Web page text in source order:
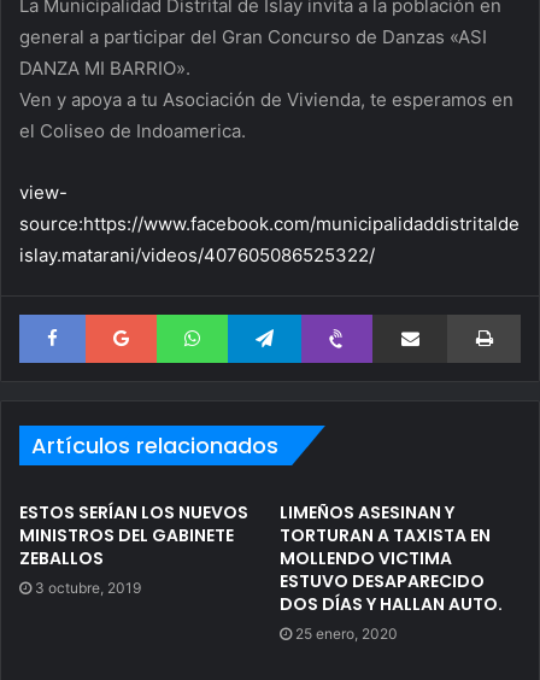
La Municipalidad Distrital de Islay invita a la población en
general a participar del Gran Concurso de Danzas «ASI
DANZA MI BARRIO».
Ven y apoya a tu Asociación de Vivienda, te esperamos en
el Coliseo de Indoamerica.
view-
source:https://www.facebook.com/municipalidaddistritalde
islay.matarani/videos/407605086525322/
FacebookGoogle+ WhatsAppTelegramViber Compartir via correo electrónico
Artículos relacionados
ESTOS SERÍAN LOS NUEVOS
MINISTROS DEL GABINETE
ZEBALLOS
3 octubre, 2019
LIMEÑOS ASESINAN Y
TORTURAN A TAXISTA EN
MOLLENDO VICTIMA
ESTUVO DESAPARECIDO
DOS DÍAS Y HALLAN AUTO.
25 enero, 2020